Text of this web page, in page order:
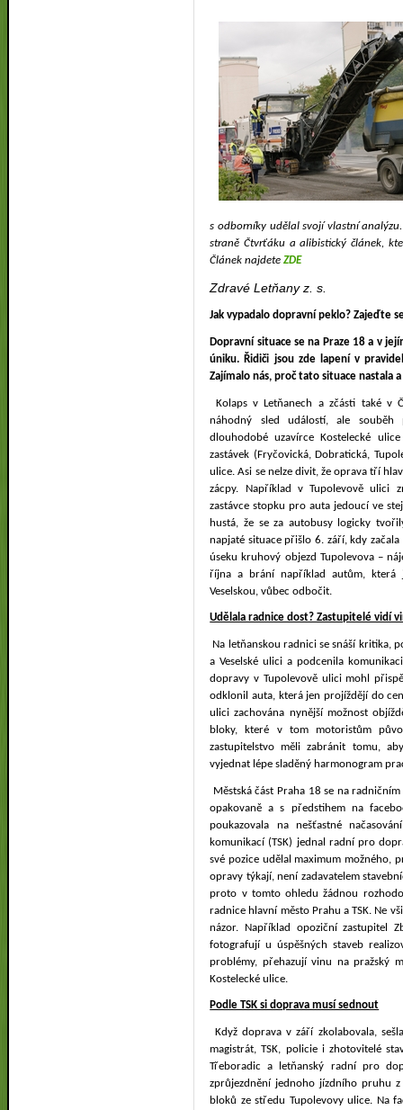
s odborníky udělal svojí vlastní
straně Čtvrťáku a alibistický článek,
Článek najdeteZDE
Zdravé Letňany z. s.
Jak vypadalo dopravní peklo? Zajeďte
Dopravní situace se na Praze 18 a v
úniku. Řidiči jsou zde lapení v
Zajímalo nás, proč tato situace nastala
Kolaps v Letňanech a zčásti také v
náhodný sled událostí, ale souběh
dlouhodobé uzavírce Kostelecké
zastávek (Fryčovická, Dobratická,
ulice. Asi se nelze divit, že oprava tří
zácpy. Například v Tupolevově ulici
zastávce stopku pro auta jedoucí ve
hustá, že se za autobusy logicky
napjaté situace přišlo 6. září, kdy
úseku kruhový objezd Tupolevova –
října a brání například autům, která
Veselskou, vůbec odbočit.
Udělala radnice dost? Zastupitelé vidí
Na letňanskou radnici se snáší kritika,
a Veselské ulici a podcenila
dopravy v Tupolevově ulici mohl
odklonil auta, která jen projíždějí do
ulici zachována nynější možnost
bloky, které v tom motoristům
zastupitelstvo měli zabránit tomu,
vyjednat lépe sladěný harmonogram
Městská část Praha 18 se na
opakovaně a s předstihem na
poukazovala na nešťastné
komunikací (TSK) jednal radní pro
své pozice udělal maximum možného,
opravy týkají, není zadavatelem
proto v tomto ohledu žádnou
radnice hlavní město Prahu a TSK. Ne
názor. Například opoziční zastupitel
fotografují u úspěšných staveb
problémy, přehazují vinu na pražský
Kostelecké ulice.
Podle TSK si doprava musí sednout
Když doprava v září zkolabovala,
magistrát, TSK, policie i zhotovitelé
Třeboradic a letňanský radní pro
zprůjezdnění jednoho jízdního pruhu
bloků ze středu Tupolevovy ulice. Na